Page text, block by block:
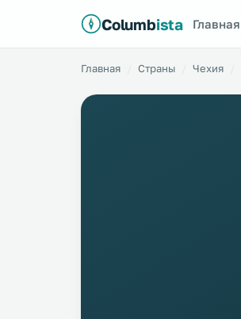
Columbista Главная
Главная Страны Чехия